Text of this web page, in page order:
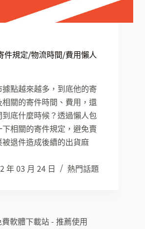
件規定/物流時間/費用懶人
點越來越多，到底他的寄
關的寄件時間、費用，還
底什麼時候？透過懶人包
相關的寄件規定，避免賣
退件造成後續的出貨麻
年 03 月 24 日 熱門話題
軟體下載站 - 推薦使用